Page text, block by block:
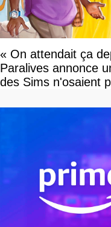
« On attendait ça
Paralives annonce
des Sims n'osaient